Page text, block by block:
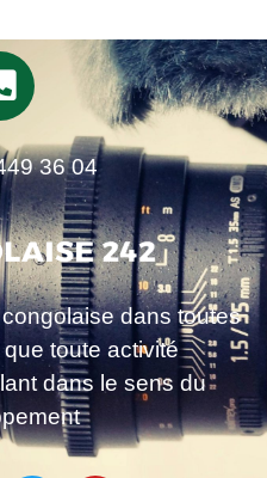
36 04
dans toutes
toute activité
dans le sens du